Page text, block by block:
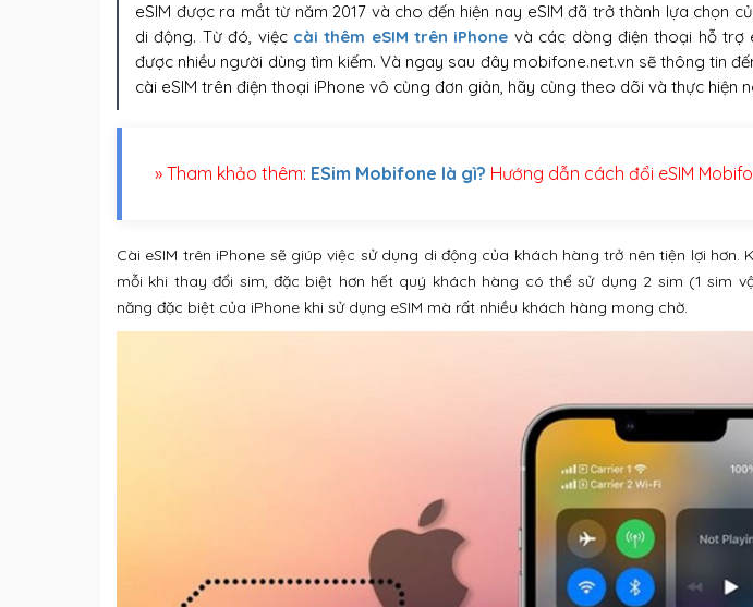
eSIM được ra mắt từ năm 2017 và cho đến hiện nay eSIM đã trở thành lựa chọn
di động. Từ đó, việc cài thêm eSIM trên iPhone và các dòng điện thoại hỗ trợ
được nhiều người dùng tìm kiếm. Và ngay sau đây mobifone.net.vn sẽ thông tin
cài eSIM trên điện thoại iPhone vô cùng đơn giản, hãy cùng theo dõi và thực hiện
» Tham khảo thêm: ESim Mobifone là gì? Hướng dẫn cách đổi eSIM
Cài eSIM trên iPhone sẽ giúp việc sử dụng di động của khách hàng trở nên tiện lợi hơn.
mỗi khi thay đổi sim, đặc biệt hơn hết quý khách hàng có thể sử dụng 2 sim (1 sim
năng đặc biệt của iPhone khi sử dụng eSIM mà rất nhiều khách hàng mong chờ.